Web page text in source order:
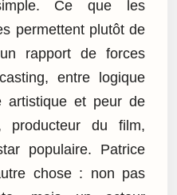
Ce que les
permettent plutôt de
rapport de forces
entre logique
artistique et peur de
producteur du film,
populaire. Patrice
chose : non pas